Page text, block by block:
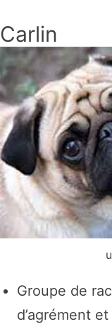
Carlin
Groupe de
d’agrément